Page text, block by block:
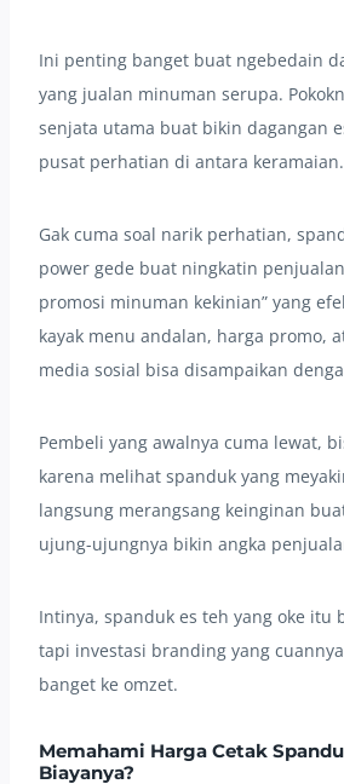
Ini penting banget buat ngebedain
yang jualan minuman serupa.
senjata utama buat bikin dagangan
pusat perhatian di antara keramaian.
Gak cuma soal narik perhatian,
power gede buat ningkatin
promosi minuman kekinian” yang
kayak menu andalan, harga promo,
media sosial bisa disampaikan
Pembeli yang awalnya cuma lewat,
karena melihat spanduk yang
langsung merangsang keinginan
ujung-ujungnya bikin angka
Intinya, spanduk es teh yang oke itu
tapi investasi branding yang
banget ke omzet.
Memahami Harga Cetak
Biayanya?